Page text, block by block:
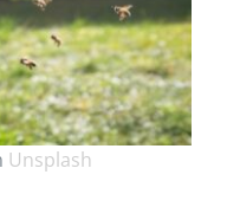
Unsplash